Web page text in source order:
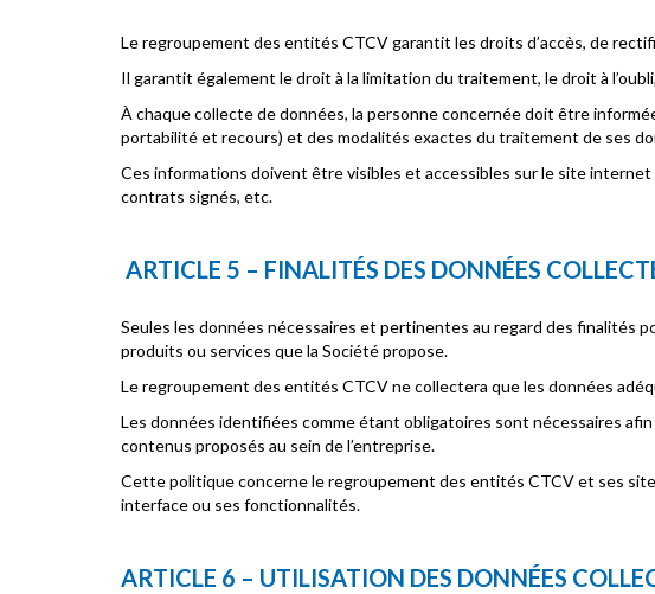
Le regroupement des entités CTCV garantit les droits d’accès, de
Il garantit également le droit à la limitation du traitement, le droit à
À chaque collecte de données, la personne concernée doit être
portabilité et recours) et des modalités exactes du traitement de ses
Ces informations doivent être visibles et accessibles sur le site
contrats signés, etc.
ARTICLE 5 – FINALITÉS DES DONNÉES
Seules les données nécessaires et pertinentes au regard des finalités
produits ou services que la Société propose.
Le regroupement des entités CTCV ne collectera que les données
Les données identifiées comme étant obligatoires sont nécessaires
contenus proposés au sein de l’entreprise.
Cette politique concerne le regroupement des entités CTCV et ses
interface ou ses fonctionnalités.
ARTICLE 6 – UTILISATION DES DONNÉES